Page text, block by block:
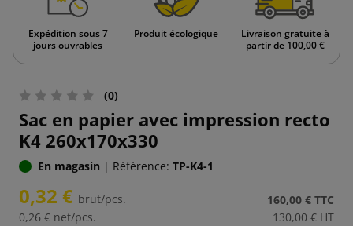
Expédition sous 7
jours ouvrables
Produit écologique
Livraison gratuite à
partir de 100,00 €
(0)
Sac en papier avec impression recto
K4 260x170x330
En magasin | Référence: TP-K4-1
0,32 € brut/pcs.
0,26 € net/pcs.
160,00 € TTC
130,00 € HT